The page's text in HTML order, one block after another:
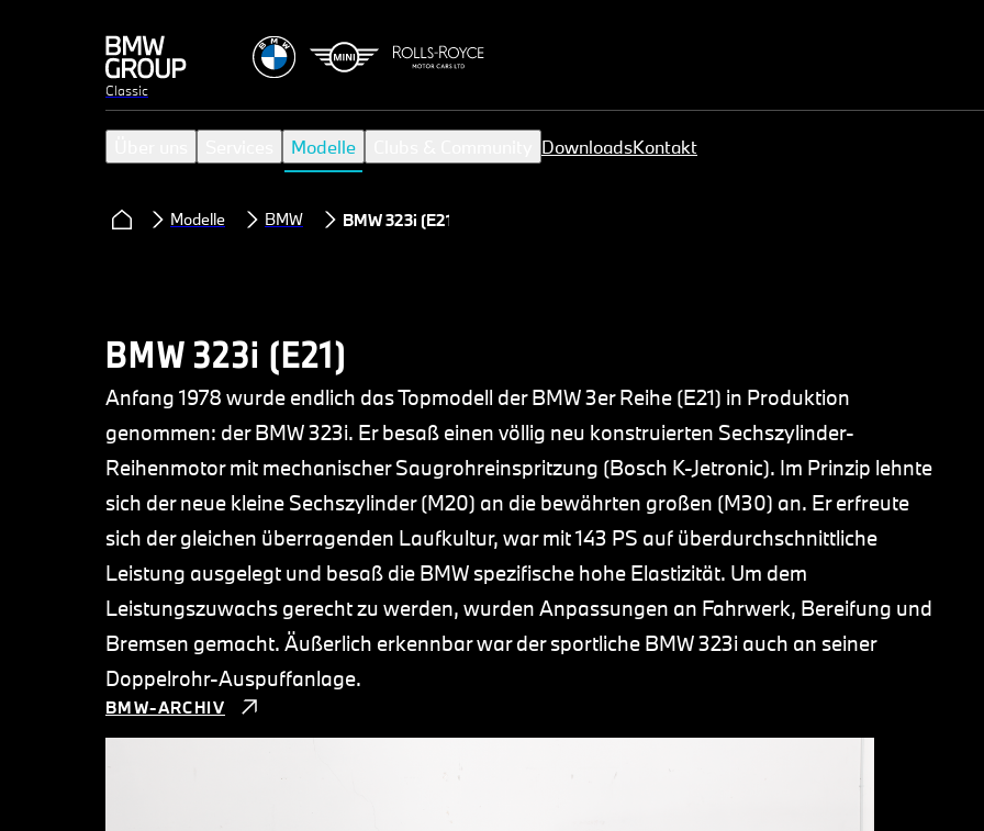
Classic
Modelle DownloadsKontakt
Modelle BMW BMW 323i (E21)
BMW 323i (E21)
Anfang 1978 wurde endlich das Topmodell der BMW 3er Reihe (E21) in Produktion
genommen: der BMW 323i. Er besaß einen völlig neu konstruierten Sechszylinder-
Reihenmotor mit mechanischer Saugrohreinspritzung (Bosch K-Jetronic). Im Prinzip lehnte
sich der neue kleine Sechszylinder (M20) an die bewährten großen (M30) an. Er erfreute
sich der gleichen überragenden Laufkultur, war mit 143 PS auf überdurchschnittliche
Leistung ausgelegt und besaß die BMW spezifische hohe Elastizität. Um dem
Leistungszuwachs gerecht zu werden, wurden Anpassungen an Fahrwerk, Bereifung und
Bremsen gemacht. Äußerlich erkennbar war der sportliche BMW 323i auch an seiner
Doppelrohr-Auspuffanlage.
BMW-ARCHIV